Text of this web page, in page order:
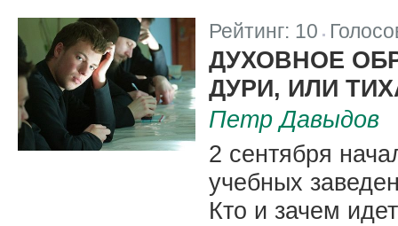
Рейтинг: 10
ДУХОВНОЕ
ДУРИ, ИЛИ
Петр Давыдов
2 сентября
учебных
Кто и зачем